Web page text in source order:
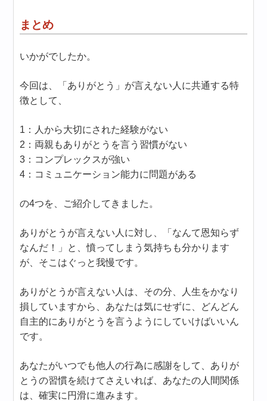
まとめ
いかがでしたか。
今回は、「ありがとう」が言えない人に共通する特
徴として、
1：人から大切にされた経験がない
2：両親もありがとうを言う習慣がない
3：コンプレックスが強い
4：コミュニケーション能力に問題がある
の4つを、ご紹介してきました。
ありがとうが言えない人に対し、「なんて恩知らず
なんだ！」と、憤ってしまう気持ちも分かります
が、そこはぐっと我慢です。
ありがとうが言えない人は、その分、人生をかなり
損していますから、あなたは気にせずに、どんどん
自主的にありがとうを言うようにしていけばいいん
です。
あなたがいつでも他人の行為に感謝をして、ありが
とうの習慣を続けてさえいれば、あなたの人間関係
は、確実に円滑に進みます。